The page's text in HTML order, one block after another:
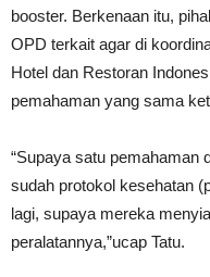
booster. Berkenaan itu,
OPD terkait agar di
Hotel dan Restoran
pemahaman yang sama
“Supaya satu pemahaman
sudah protokol kesehatan
lagi, supaya mereka
peralatannya,”ucap Tatu.